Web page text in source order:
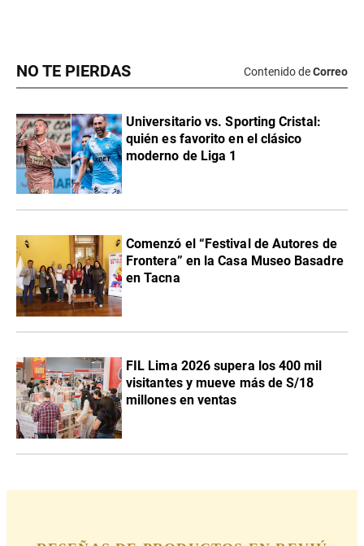
NO TE PIERDAS Contenido deCorreo
Universitario vs. Sporting Cristal:
quién es favorito en el clásico
moderno de Liga 1
Comenzó el “Festival de Autores de
Frontera” en la Casa Museo Basadre
en Tacna
FIL Lima 2026 supera los 400 mil
visitantes y mueve más de S/18
millones en ventas